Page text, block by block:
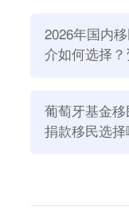
如果您想了解更多
际移民 ！！
下一篇：加拿大与澳洲谁更适合移民？哪个是你的选
2026年国内移
介如何选择？
葡萄牙基金移
捐款移民选择